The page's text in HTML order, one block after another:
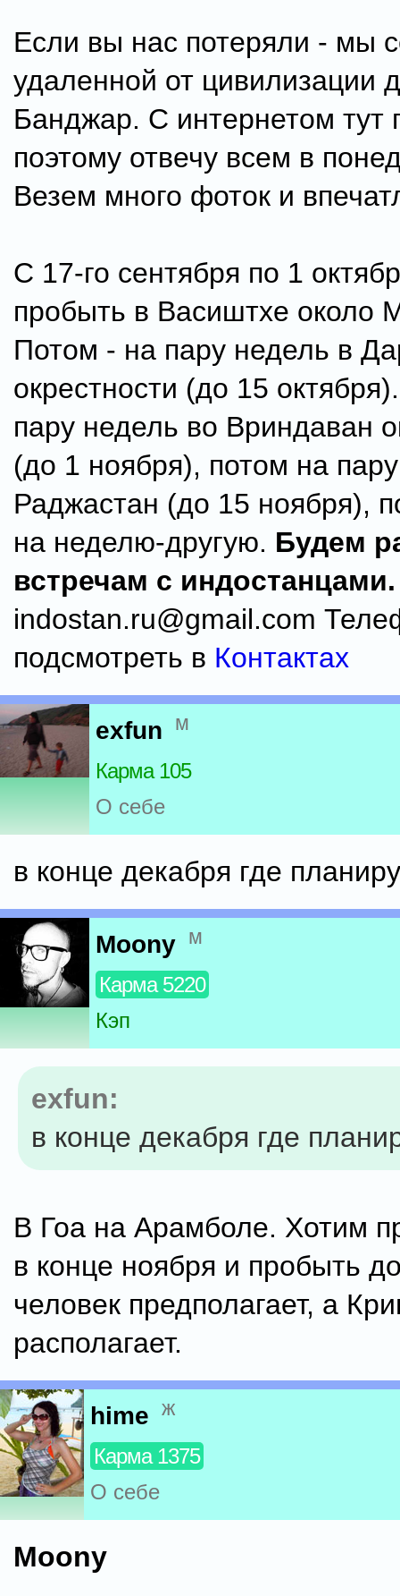
Если вы нас потеряли - мы
удаленной от цивилизации
Банджар. С интернетом тут
поэтому отвечу всем в
Везем много фоток и
С 17-го сентября по 1
пробыть в Васиштхе около
Потом - на пару недель в
окрестности (до 15
пару недель во Вриндаван
(до 1 ноября), потом на
Раджастан (до 15 ноября),
на неделю-другую. Будем
встречам с индостанцами.
indostan.ru@gmail.com
подсмотреть в Контактах
exfun м
Карма 105
О себе
в конце декабря где
Moony м
Карма 5220
Кэп
exfun:
в конце декабря где
В Гоа на Арамболе. Хотим
в конце ноября и пробыть
человек предполагает, а
располагает.
hime ж
Карма 1375
О себе
Moony